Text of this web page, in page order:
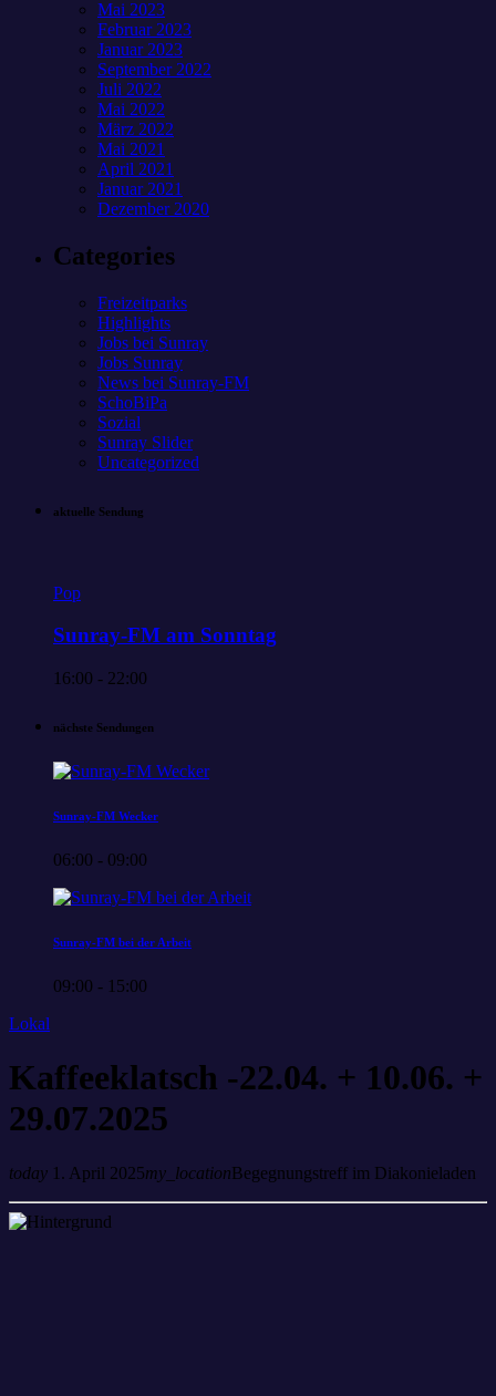
Mai 2023
Februar 2023
Januar 2023
September 2022
Juli 2022
Mai 2022
März 2022
Mai 2021
April 2021
Januar 2021
Dezember 2020
Categories
Freizeitparks
Highlights
Jobs bei Sunray
Jobs Sunray
News bei Sunray-FM
SchoBiPa
Sozial
Sunray Slider
Uncategorized
aktuelle Sendung
Pop
Sunray-FM am Sonntag
16:00 - 22:00
nächste Sendungen
Sunray-FM Wecker
06:00 - 09:00
Sunray-FM bei der Arbeit
09:00 - 15:00
Lokal
Kaffeeklatsch -22.04. + 10.06. +
29.07.2025
today 1. April 2025my_locationBegegnungstreff im Diakonieladen